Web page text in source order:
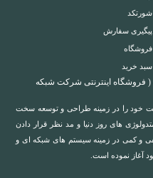
شورتکد
پیگیری سفارش
فروشگاه
سبد خرید
فروشگاه اینترنتی شرکت شبکه
پردازان ویستا در سال ۱۳۸۹ فعالیت خود را در زمینه طراحی و توسعه سخت
های روز دنیا و مد نظر قرار دادن
و کمی در زمینه سیستم های شبکه ای و
آغاز نموده است.